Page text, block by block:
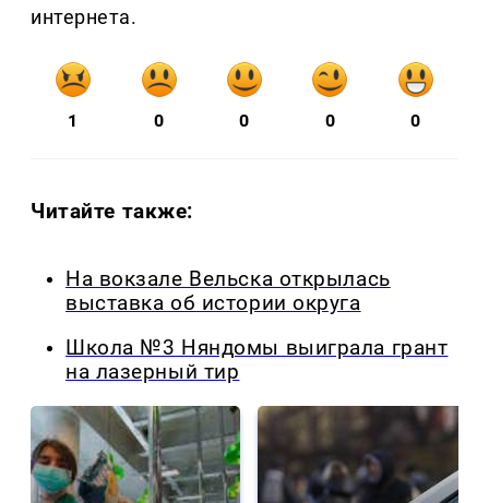
интернета.
1 0 0 0 0
Читайте также:
На вокзале Вельска открылась
выставка об истории округа
Школа №3 Няндомы выиграла грант
на лазерный тир